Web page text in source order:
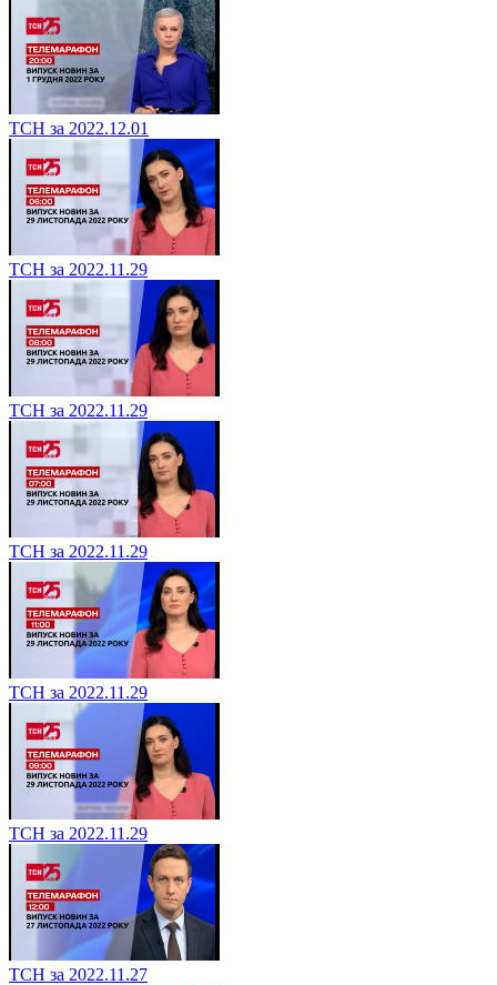
ТСН за 2022.12.01
ТСН за 2022.11.29
ТСН за 2022.11.29
ТСН за 2022.11.29
ТСН за 2022.11.29
ТСН за 2022.11.29
ТСН за 2022.11.27